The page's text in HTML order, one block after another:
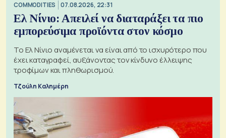
COMMODITIES 07.08.2026, 22:31
Ελ Νίνιο: Απειλεί να διαταράξει τα πιο
εμπορεύσιμα προϊόντα στον κόσμο
Το Ελ Νίνιο αναμένεται να είναι από το ισχυρότερο που
έχει καταγραφεί, αυξάνοντας τον κίνδυνο έλλειψης
τροφίμων και πληθωρισμού.
Τζούλη Καλημέρη